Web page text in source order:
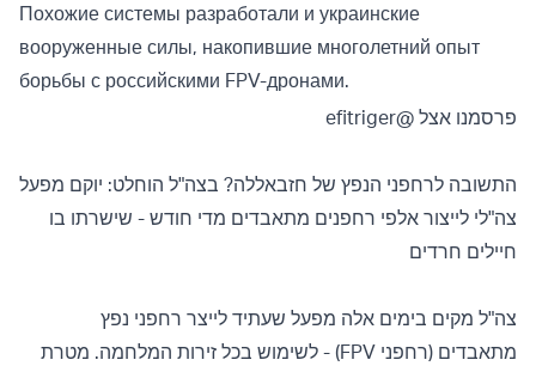
Похожие системы разработали и украинские
вооруженные силы, накопившие многолетний опыт
борьбы с российскими FPV-дронами.
פרסמנו אצל @efitriger
התשובה לרחפני הנפץ של חזבאללה? בצה"ל הוחלט: יוקם מפעל
צה"לי לייצור אלפי רחפנים מתאבדים מדי חודש - שישרתו בו
חיילים חרדים
צה"ל מקים בימים אלה מפעל שעתיד לייצר רחפני נפץ
מתאבדים (רחפני FPV) - לשימוש בכל זירות המלחמה. מטרת